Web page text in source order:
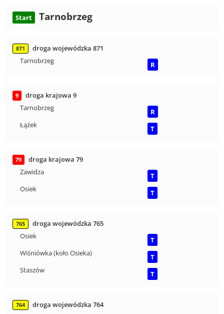
Start Tarnobrzeg
871
droga wojewódzka 871
Tarnobrzeg
R
9
droga krajowa 9
Tarnobrzeg
R
Łążek
T
79
droga krajowa 79
Zawidza
T
Osiek
T
765
droga wojewódzka 765
Osiek
T
Wiśniówka (koło Osieka)
T
Staszów
T
764
droga wojewódzka 764